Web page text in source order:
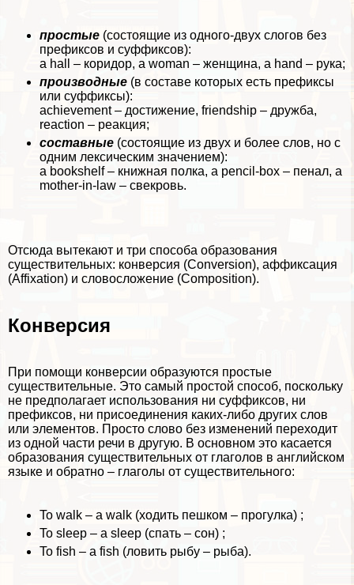
простые (состоящие из одного-двух слогов без
префиксов и суффиксов):
a hall – коридор, a woman – женщина, a hand – рука;
производные (в составе которых есть префиксы
или суффиксы):
achievement – достижение, friendship – дружба,
reaction – реакция;
составные (состоящие из двух и более слов, но с
одним лексическим значением):
a bookshelf – книжная полка, a pencil-box – пенал, a
mother-in-law – свекровь.
Отсюда вытекают и три способа образования
существительных: конверсия (Conversion), аффиксация
(Affixation) и словосложение (Composition).
Конверсия
При помощи конверсии образуются простые
существительные. Это самый простой способ, поскольку
не предполагает использования ни суффиксов, ни
префиксов, ни присоединения каких-либо других слов
или элементов. Просто слово без изменений переходит
из одной части речи в другую. В основном это касается
образования существительных от глаголов в английском
языке и обратно – глаголы от существительного:
To walk – a walk (ходить пешком – прогулка) ;
To sleep – a sleep (спать – сон) ;
To fish – a fish (ловить рыбу – рыба).